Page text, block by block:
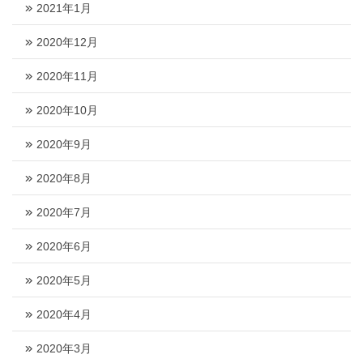
2021年1月
2020年12月
2020年11月
2020年10月
2020年9月
2020年8月
2020年7月
2020年6月
2020年5月
2020年4月
2020年3月